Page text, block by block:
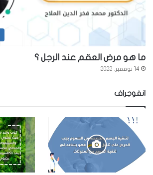
ما هو مرض العقم عند الرجل ؟
14 نوفمبر، 2022
انفوجراف